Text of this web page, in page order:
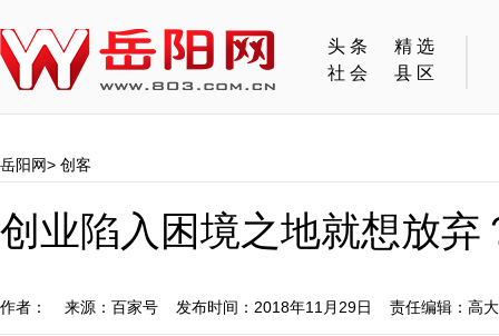
头条
精选
社会
县区
岳阳网> 创客
创业陷入困境之地就想放
作者： 来源：百家号 发布时间：2018年11月29日 责任编辑：高